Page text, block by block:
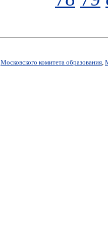
Московского комитета образования,